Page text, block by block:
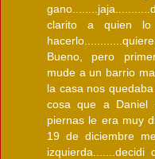
clarito a quien
Bueno, pero
mude a un barrio
la casa nos
cosa que a Daniel
piernas le era muy
19 de diciembre